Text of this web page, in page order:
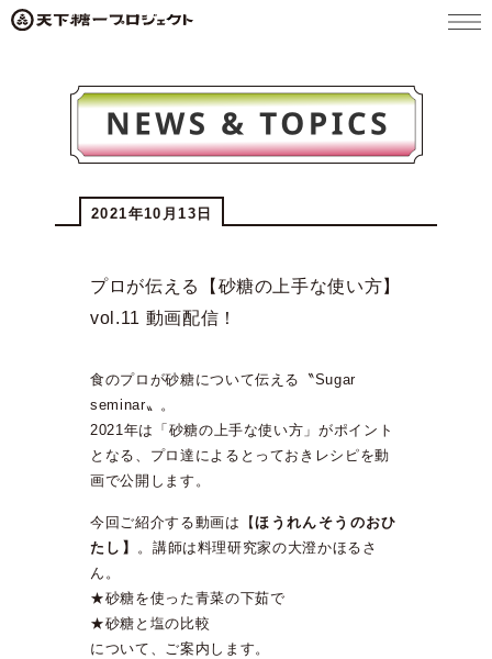
2021年10月13日
プロが伝える【砂糖の上手な使い方】
vol.11 動画配信！
食のプロが砂糖について伝える〝Sugar
seminar〟。
2021年は「砂糖の上手な使い方」がポイント
となる、プロ達によるとっておきレシピを動
画で公開します。
今回ご紹介する動画は【ほうれんそうのおひ
たし】 。講師は料理研究家の大澄かほるさ
ん。
★砂糖を使った青菜の下茹で
★砂糖と塩の比較
について、ご案内します。